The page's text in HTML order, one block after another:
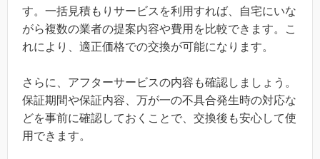
す。一括見積もりサービスを利用すれば、自宅にいな
がら複数の業者の提案内容や費用を比較できます。こ
れにより、適正価格での交換が可能になります。
さらに、アフターサービスの内容も確認しましょう。
保証期間や保証内容、万が一の不具合発生時の対応な
どを事前に確認しておくことで、交換後も安心して使
用できます。